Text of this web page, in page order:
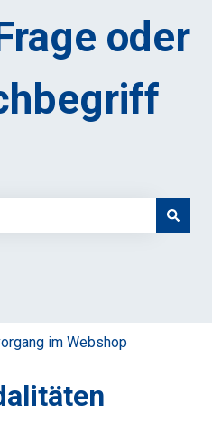
oder
im Webshop